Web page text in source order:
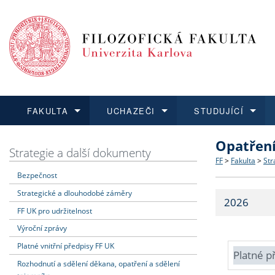
FAKULTA
Dozvědět se více
Struktura
Strategie
Fakultní
UCHAZEČI
Podat přihlášku
Co
Učitelské
STUDUJÍCÍ
Dozvědět se více
Dozvědět se více
O vědě a
Dozvědět se více
Aktuální
Strategie a další dokumenty
Bezpečnost
Strategické a dlouhodobé záměry
FF UK pro udržitelnost
Výroční zprávy
Platné vnitřní předpisy FF UK
Rozhodnutí a sdělení děkana, opatření a sdělení
FF > Fakulta >
2026
Platné